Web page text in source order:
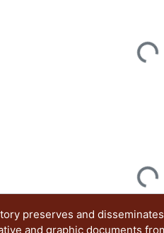
Loading...
Loading...
preserves and
and graphic documents